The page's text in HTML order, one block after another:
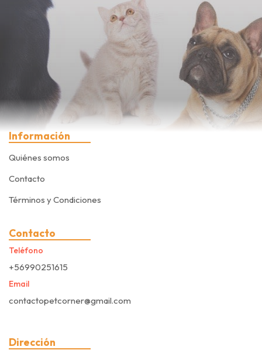
Información
Quiénes somos
Contacto
Términos y Condiciones
Contacto
Teléfono
+56990251615
Email
contactopetcorner@gmail.com
Dirección